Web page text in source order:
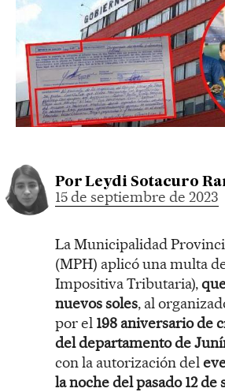
Por Leydi Sotacuro
15 de septiembre de 2023
La Municipalidad
(MPH) aplicó una multa
Impositiva Tributaria),
nuevos soles, al
por el 198 aniversario de
del departamento de
con la autorización del
la noche del pasado 12